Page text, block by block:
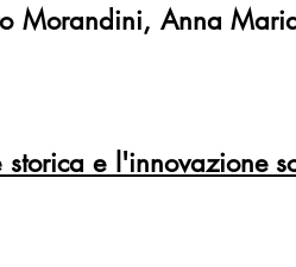
Morandini, Anna
storica e l'innovazione